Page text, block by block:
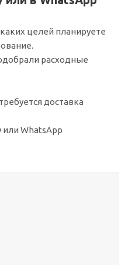
целей планируете
расходные
доставка
или WhatsApp